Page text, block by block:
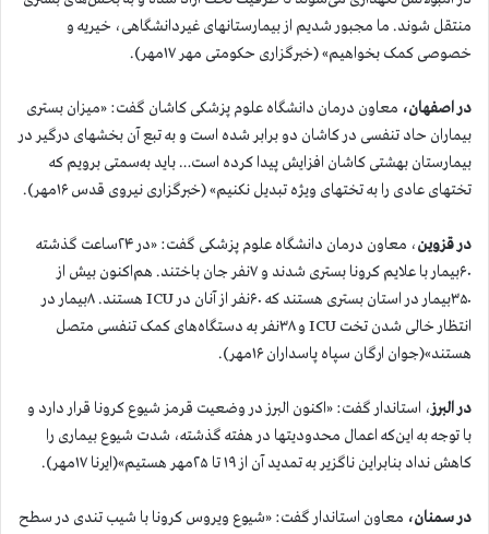
منتقل شوند. ما مجبور شدیم از بیمارستانهای غیردانشگاهی، خیریه و
خصوصی کمک بخواهیم» (خبرگزاری حکومتی مهر ۱۷مهر).
در اصفهان، معاون درمان دانشگاه علوم پزشکی کاشان گفت: «میزان بستری
بیماران حاد تنفسی در کاشان دو برابر شده است و به تبع آن بخشهای درگیر در
بیمارستان بهشتی کاشان افزایش پیدا کرده است… باید به‌سمتی برویم که
تختهای عادی را به تختهای ویژه تبدیل نکنیم» (خبرگزاری نیروی قدس ۱۶مهر).
در قزوین
، معاون درمان دانشگاه علوم پزشکی گفت: «در ۲۴ساعت گذشته
۶۰بیمار با علایم کرونا بستری شدند و ۷نفر جان باختند. هم‌اکنون بیش از
۳۵۰بیمار در استان بستری هستند که ۶۰نفر از آنان در ICU هستند. ۸بیمار در
انتظار خالی شدن تخت ICU و ۳۸نفر به دستگاه‌های کمک تنفسی متصل
هستند»(جوان ارگان سپاه پاسداران ۱۶مهر).
در البرز، استاندار گفت: «اکنون البرز در وضعیت قرمز شیوع کرونا قرار دارد و
با توجه به این‌که اعمال محدودیتها در هفته گذشته، شدت شیوع بیماری را
کاهش نداد بنابراین ناگزیر به تمدید آن از ۱۹ تا ۲۵مهر هستیم»(ایرنا ۱۷مهر).
در سمنان، معاون استاندار گفت: «شیوع ویروس کرونا با شیب تندی در سطح